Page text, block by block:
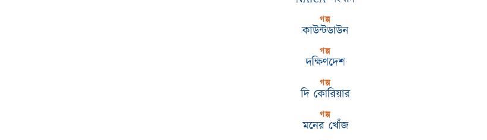
গল্প
কাউন্টডাউন
গল্প
দক্ষিণদেশ
গল্প
দি কোরিয়ার
গল্প
মনের খোঁজ